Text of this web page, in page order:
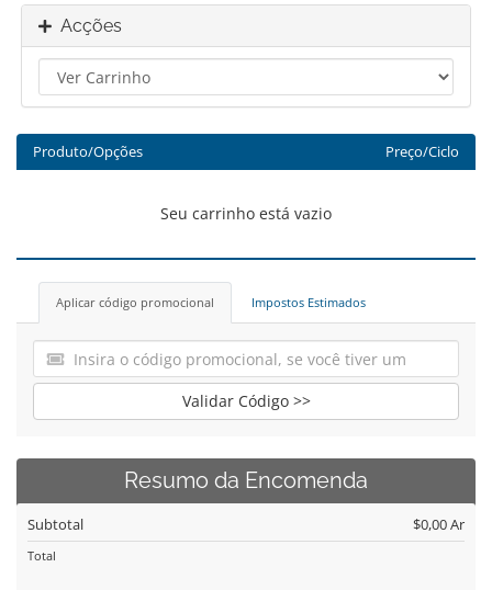
Acções
Produto/Opções Preço/Ciclo
Seu carrinho está vazio
Aplicar código promocional Impostos Estimados
Validar Código >>
Resumo da Encomenda
Subtotal $0,00 Ar
Total